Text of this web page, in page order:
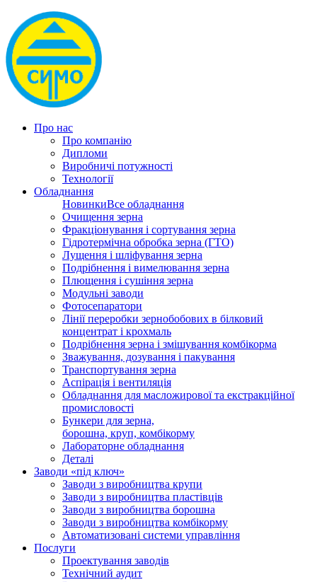
Про нас
Про компанію
Дипломи
Виробничі потужності
Технології
Обладнання
НовинкиВсе обладнання
Очищення зерна
Фракціонування і сортування зерна
Гідротермічна обробка зерна (ГТО)
Лущення і шліфування зерна
Подрібнення і вимелювання зерна
Плющення і сушіння зерна
Модульні заводи
Фотосепаратори
Лінії переробки зернобобових в білковий
концентрат і крохмаль
Подрібнення зерна і змішування комбікорма
Зважування, дозування і пакування
Транспортування зерна
Аспірація і вентиляція
Обладнання для масложирової та екстракційної
промисловості
Бункери для зерна,
борошна, круп, комбікорму
Лабораторне обладнання
Деталі
Заводи «під ключ»
Заводи з виробництва крупи
Заводи з виробництва пластівців
Заводи з виробництва борошна
Заводи з виробництва комбікорму
Автоматизовані системи управління
Послуги
Проектування заводів
Технічний аудит